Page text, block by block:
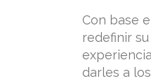
Con base
redefinir
darles a